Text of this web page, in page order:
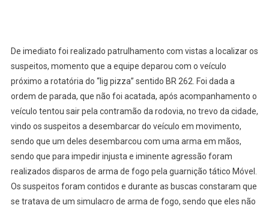
De imediato foi realizado patrulhamento com vistas a localizar os
suspeitos, momento que a equipe deparou com o veículo
próximo a rotatória do “lig pizza” sentido BR 262. Foi dada a
ordem de parada, que não foi acatada, após acompanhamento o
veículo tentou sair pela contramão da rodovia, no trevo da cidade,
vindo os suspeitos a desembarcar do veículo em movimento,
sendo que um deles desembarcou com uma arma em mãos,
sendo que para impedir injusta e iminente agressão foram
realizados disparos de arma de fogo pela guarnição tático Móvel.
Os suspeitos foram contidos e durante as buscas constaram que
se tratava de um simulacro de arma de fogo, sendo que eles não